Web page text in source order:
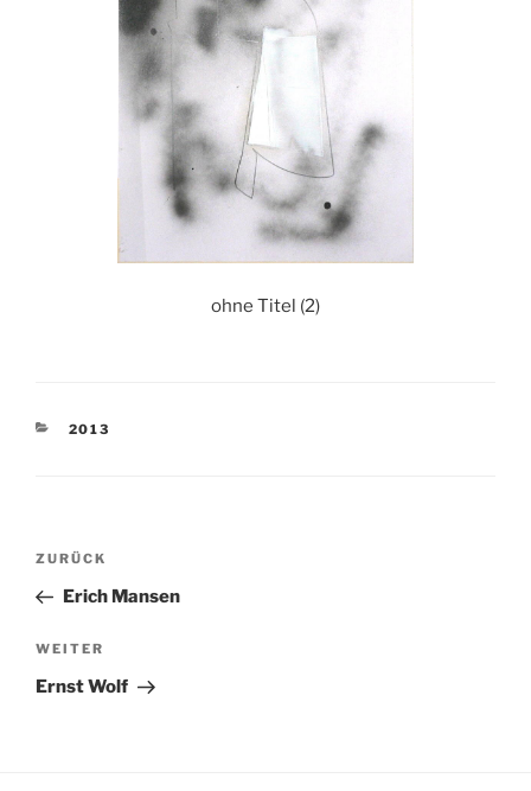
ohne Titel (2)
KATEGORIEN
2013
Beitragsnavigation
Vorheriger
Beitrag
ZURÜCK
Erich Mansen
Nächster
Beitrag
WEITER
Ernst Wolf